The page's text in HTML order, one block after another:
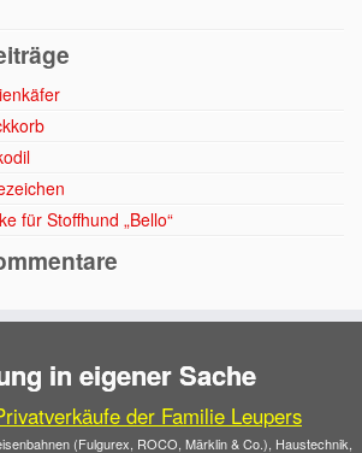
für Stoffhund „Bello“
in eigener Sache
der Familie Leupers
(Fulgurex, ROCO, Märklin & Co.), Haustechnik,